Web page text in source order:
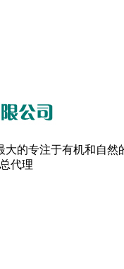
的专注于有机和自
代理